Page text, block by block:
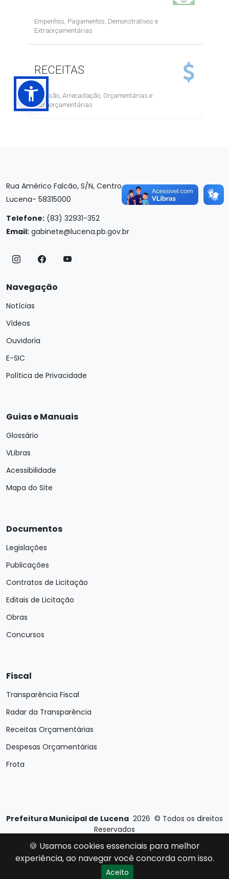
Rua Américo Falcão, S/N, Centro
Lucena- 58315000
Telefone: (83) 32931-352
Email: gabinete@lucena.pb.gov.br
Navegação
Notícias
Vídeos
Ouvidoria
E-SIC
Política de Privacidade
Guias e Manuais
Glossário
VLibras
Acessibilidade
Mapa do Site
Documentos
Legislações
Publicações
Contratos de Licitação
Editais de Licitação
Obras
Concursos
Fiscal
Transparência Fiscal
Radar da Transparência
Receitas Orçamentárias
Despesas Orçamentárias
Frota
Prefeitura Municipal de Lucena 2026 © Todos os direitos
Reservados
Desenvolvido porE-Ticons| Versão: 2.4.1
🍪 Usamos cookies essenciais para melhor
experiência, ao navegar você concorda com isso.
Aceito